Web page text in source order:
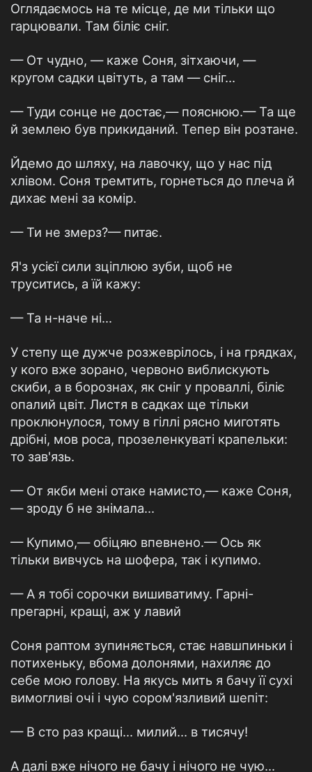
Оглядаємось на те місце, де ми тільки що
гарцювали. Там біліє сніг.
— От чудно, — каже Соня, зітхаючи, —
кругом садки цвітуть, а там — сніг...
— Туди сонце не достає,— пояснюю.— Та ще
й землею був прикиданий. Тепер він розтане.
Йдемо до шляху, на лавочку, що у нас під
хлівом. Соня тремтить, горнеться до плеча й
дихає мені за комір.
— Ти не змерз?— питає.
Я'з усієї сили зціплюю зуби, щоб не
труситись, а їй кажу:
— Та н-наче ні...
У степу ще дужче розжеврілось, і на грядках,
у кого вже зорано, червоно виблискують
скиби, а в борознах, як сніг у проваллі, біліє
опалий цвіт. Листя в садках ще тільки
проклюнулося, тому в гіллі рясно миготять
дрібні, мов роса, прозеленкуваті крапельки:
то зав'язь.
— От якби мені отаке намисто,— каже Соня,
— зроду б не знімала...
— Купимо,— обіцяю впевнено.— Ось як
тільки вивчусь на шофера, так і купимо.
— А я тобі сорочки вишиватиму. Гарні-
прегарні, кращі, аж у лавий
Соня раптом зупиняється, стає навшпиньки і
потихеньку, вбома долонями, нахиляє до
себе мою голову. На якусь мить я бачу її сухі
вимогливі очі і чую сором'язливий шепіт:
— В сто раз кращі... милий... в тисячу!
А далі вже нічого не бачу і нічого не чую...